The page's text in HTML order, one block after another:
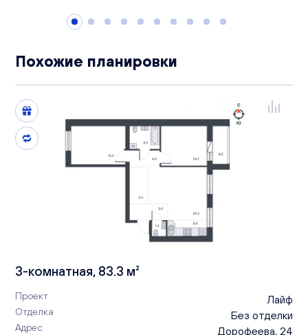
Похожие планировки
3-комнатная, 83.3 м²
Проект Лайф
Отделка Без отделки
Адрес Дорофеева, 24